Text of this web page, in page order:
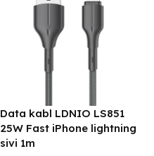
Data kabl LDNIO LS851
25W Fast iPhone lightning
sivi 1m